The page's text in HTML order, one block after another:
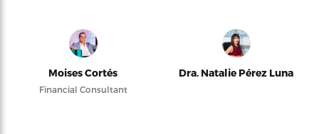
Moises Cortés
Financial Consultant
Dra. Natalie Pérez Luna